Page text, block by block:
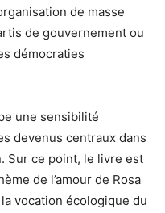
de masse
de gouvernement ou
démocraties
une sensibilité
devenus centraux dans
Sur ce point, le livre est
de l’amour de Rosa
vocation écologique du